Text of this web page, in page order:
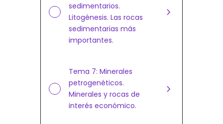
sedimentarios.
Litogénesis. Las rocas
sedimentarias más
importantes.
Tema 7: Minerales
petrogenéticos.
Minerales y rocas de
interés económico.